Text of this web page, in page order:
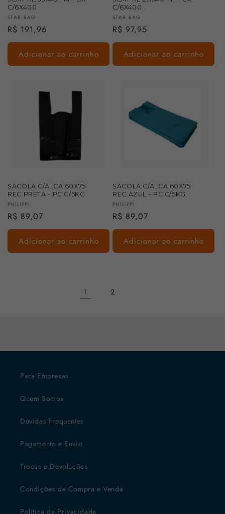
C/6X400
Fornecedor:
STAR BAG
Preço
normal
R$ 191,96
Adicionar ao carrinho
C/6X400
Fornecedor:
STAR BAG
Preço
normal
R$ 97,95
Adicionar ao carrinho
SACOLA C/ALCA 60X75
REC.PRETA - PC C/5KG
Fornecedor:
PHILIPPI
Preço
normal
R$ 89,07
Adicionar ao carrinho
SACOLA C/ALCA 60X75
REC.AZUL - PC C/5KG
Fornecedor:
PHILIPPI
Preço
normal
R$ 89,07
Adicionar ao carrinho
1 2
Para Empresas
Quem Somos
Dúvidas Frequentes
Pagamento e Envio
Trocas e Devoluções
Condições de Compra e Venda
Política de Privacidade